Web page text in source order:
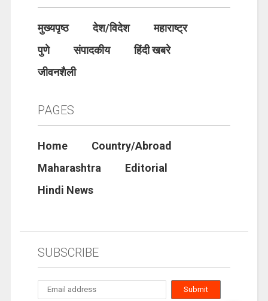
मुख्यपृष्ठ देश/विदेश
महाराष्ट्र
पुणे
संपादकीय
हिंदी खबरे
जीवनशैली
PAGES
Home
Country/Abroad
Maharashtra
Editorial
Hindi News
SUBSCRIBE